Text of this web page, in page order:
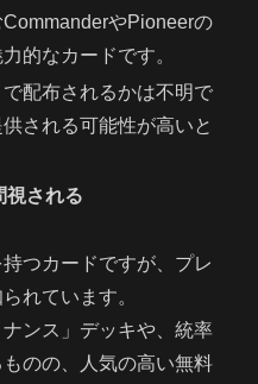
やPioneerの
的なカードです。
配布されるかは不明で
される可能性が高いと
視される
つカードですが、プレ
れています。
ンス」デッキや、統率
のの、人気の高い無料